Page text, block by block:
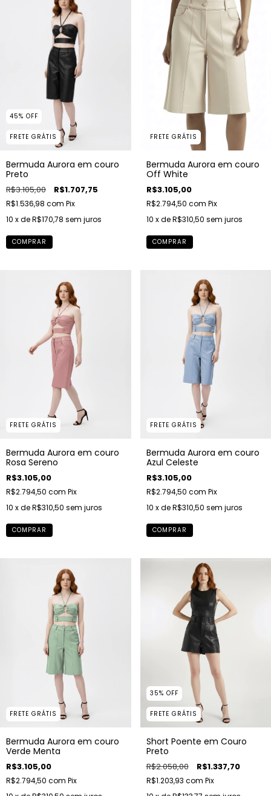
45% OFF
FRETE GRÁTIS
Bermuda Aurora em couro
Preto
R$3.105,00 R$1.707,75
R$1.536,98 com Pix
10 x deR$170,78 sem juros
COMPRAR
FRETE GRÁTIS
Bermuda Aurora em couro
Off White
R$3.105,00
R$2.794,50 com Pix
10 x deR$310,50 sem juros
COMPRAR
FRETE GRÁTIS
Bermuda Aurora em couro
Rosa Sereno
R$3.105,00
R$2.794,50 com Pix
10 x deR$310,50 sem juros
COMPRAR
FRETE GRÁTIS
Bermuda Aurora em couro
Azul Celeste
R$3.105,00
R$2.794,50 com Pix
10 x deR$310,50 sem juros
COMPRAR
FRETE GRÁTIS
Bermuda Aurora em couro
Verde Menta
R$3.105,00
R$2.794,50 com Pix
35% OFF
FRETE GRÁTIS
Short Poente em Couro
Preto
R$2.058,00 R$1.337,70
R$1.203,93 com Pix